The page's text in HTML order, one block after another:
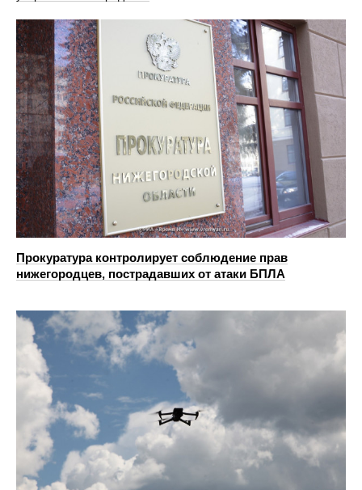
Прокуратура контролирует соблюдение прав
нижегородцев, пострадавших от атаки БПЛА